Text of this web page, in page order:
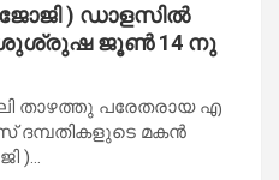
) ഡാളസിൽ
ശുശ്രുഷ ജൂൺ 14 നു
താഴത്തു പരേതരായ എ
ദമ്പതികളുടെ മകൻ
)…